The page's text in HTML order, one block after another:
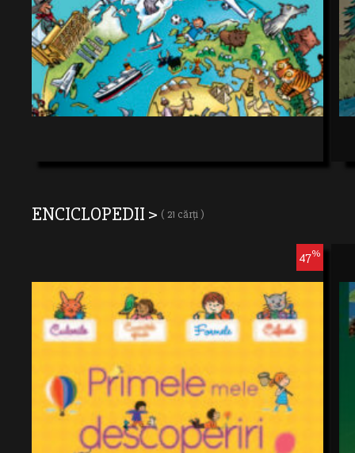
ENCICLOPEDII > ( 21 cărți )
47%